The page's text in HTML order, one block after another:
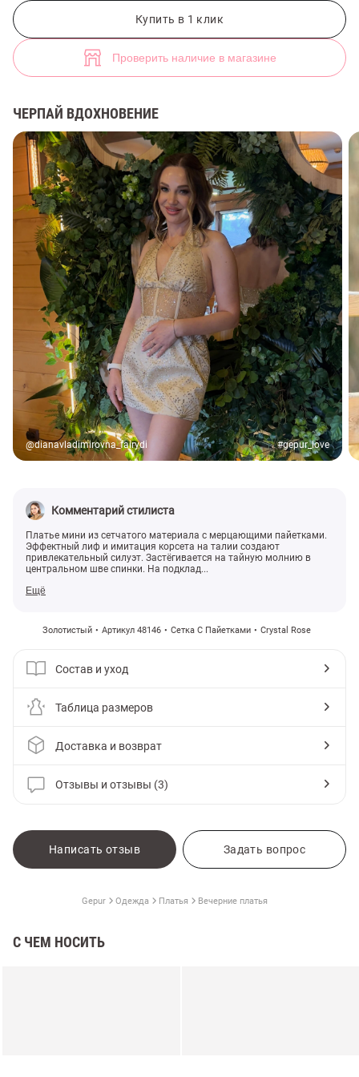
Купить в 1 клик
Проверить наличие в магазине
ЧЕРПАЙ ВДОХНОВЕНИЕ
@dianavladimirovna_fairydi #gepur_love
Комментарий стилиста
Платье мини из сетчатого материала с мерцающими пайетками.
Эффектный лиф и имитация корсета на талии создают
привлекательный силуэт. Застёгивается на тайную молнию в
центральном шве спинки. На подклад...
Ещё
Золотистый Артикул 48146 Сетка С Пайетками Crystal Rose
Состав и уход
Таблица размеров
Доставка и возврат
Отзывы и отзывы (3)
Написать отзыв Задать вопрос
Gepur Одежда Платья Вечерние платья
С ЧЕМ НОСИТЬ
Золотистое платье мини с пайетками (арт. 48146) ♡ интернет-